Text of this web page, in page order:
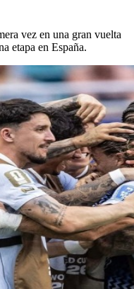
vez en una gran vuelta
etapa en España.